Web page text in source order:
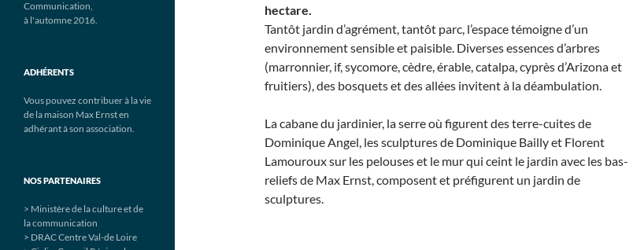
hectare.
Tantôt jardin d’agrément, tantôt parc, l’espace témoigne d’un
environnement sensible et paisible. Diverses essences d’arbres
(marronnier, if, sycomore, cèdre, érable, catalpa, cyprès d’Arizona et
fruitiers), des bosquets et des allées invitent à la déambulation.
La cabane du jardinier, la serre où figurent des terre-cuites de
Dominique Angel, les sculptures de Dominique Bailly et Florent
Lamouroux sur les pelouses et le mur qui ceint le jardin avec les bas-
reliefs de Max Ernst, composent et préfigurent un jardin de
sculptures.
Communication,
à l'automne 2016.
ADHÉRENTS
Vous pouvez contribuer à la vie
de la maison Max Ernst en
adhérant à son association.
NOS PARTENAIRES
> Ministère de la culture et de
la communication
> DRAC Centre Val-de Loire